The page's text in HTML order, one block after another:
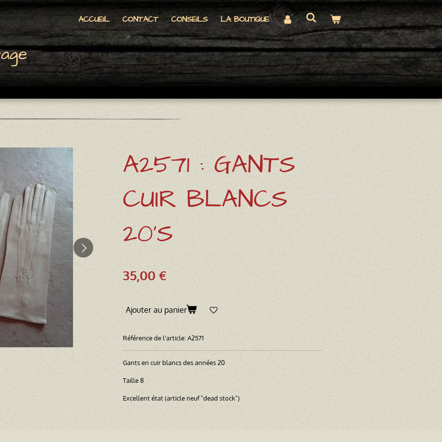
ACCUEIL CONTACT CONSEILS LA BOUTIQUE
A2571 : GANTS
CUIR BLANCS
20'S
35,00 €
Ajouter au panier
Référence de l'article:A2571
Gants en cuir blancs des années 20
Taille 8
Excellent état (article neuf "dead stock")